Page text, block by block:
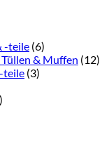
-teile (6)
& Muffen (12)
teile (3)